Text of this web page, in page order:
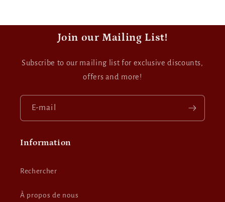
Join our Mailing List!
Subscribe to our mailing list for exclusive discounts,
offers and more!
E-mail
Information
Rechercher
À propos de nous